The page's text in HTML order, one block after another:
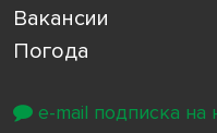
Вакансии
Погода
e-mail подписка на